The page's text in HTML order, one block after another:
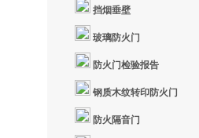
挡烟垂壁
玻璃防火门
防火门检验报告
钢质木纹转印防火门
防火隔音门